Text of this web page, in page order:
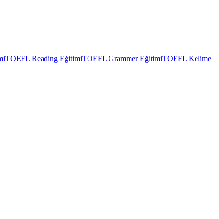
TOEFL Reading EğitimiTOEFL Grammer EğitimiTOEFL Kelime